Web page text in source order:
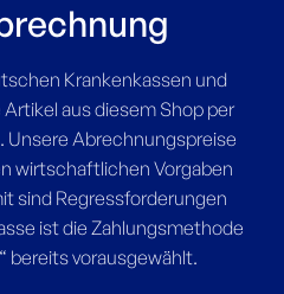
Krankenkassen und
aus diesem Shop per
Unsere Abrechnungspreise
wirtschaftlichen Vorgaben
sind Regressforderungen
ist die Zahlungsmethode
bereits vorausgewählt.